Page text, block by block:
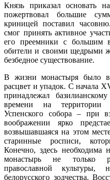
Князь приказал основать
пожертвовал большие
криницей поставил
смог принять активное
его преемники с большим
обители и своими щедрыми
безбедное существование.
В жизни монастыря было
расцвет и упадок. С начала
принадлежал
времени на территории
Успенского собора – при
воображении ярко
возвышавшаяся на этом
старинные росписи,
Конечно, здесь необходима
монастырь не только
православной
белорусского зодчества.